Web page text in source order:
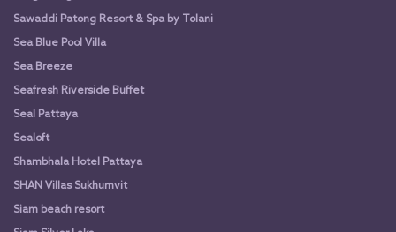
Sawaddi Patong Resort & Spa by Tolani
Sea Blue Pool Villa
Sea Breeze
Seafresh Riverside Buffet
Seal Pattaya
Sealoft
Shambhala Hotel Pattaya
SHAN Villas Sukhumvit
Siam beach resort